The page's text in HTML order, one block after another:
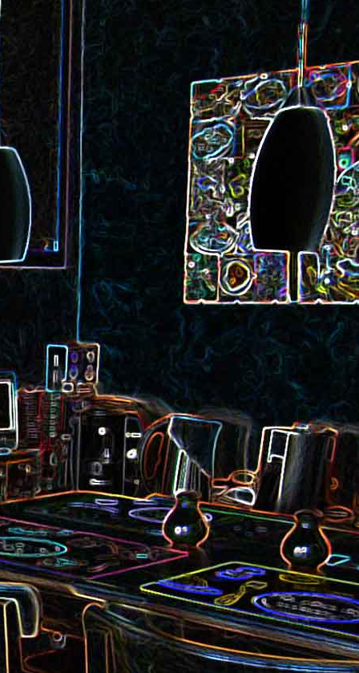
et aux Cookie géant aux pépites de
chocolat et au miel
Noix de cajou caramélisées
au sésame
au Quesadillas à la mexicaine